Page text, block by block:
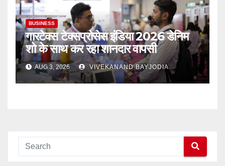
BUSINESS
गारटेक्स टेक्सप्रोसेस इंडिया 2026 डेनिम
शो के साथ कर रहा शानदार वापसी
AUG 3, 2026 VIVEKANAND BAYJODIA